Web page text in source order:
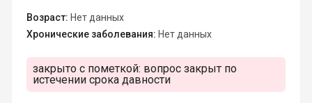
Возраст: Нет данных
Хронические заболевания: Нет данных
закрыто с пометкой: вопрос закрыт по
истечении срока давности